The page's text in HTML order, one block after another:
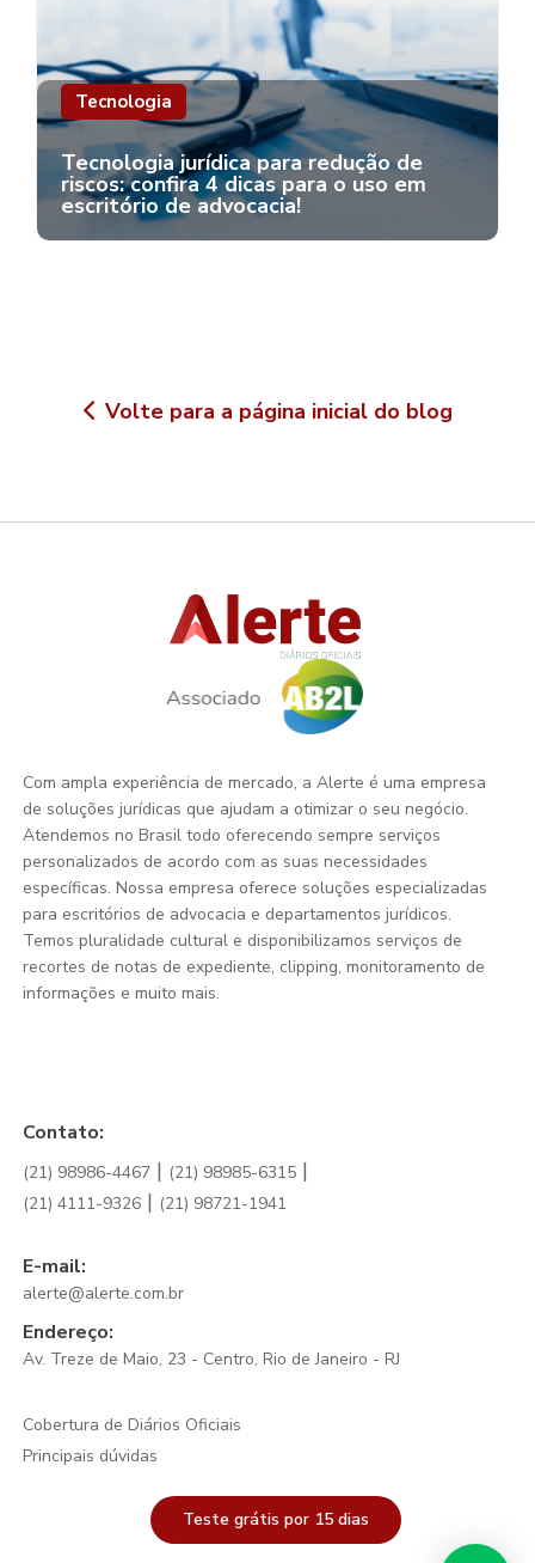
Tecnologia
Tecnologia jurídica para redução de
riscos: confira 4 dicas para o uso em
escritório de advocacia!
Volte para a página inicial do blog
Com ampla experiência de mercado, a Alerte é uma empresa
de soluções jurídicas que ajudam a otimizar o seu negócio.
Atendemos no Brasil todo oferecendo sempre serviços
personalizados de acordo com as suas necessidades
específicas. Nossa empresa oferece soluções especializadas
para escritórios de advocacia e departamentos jurídicos.
Temos pluralidade cultural e disponibilizamos serviços de
recortes de notas de expediente, clipping, monitoramento de
informações e muito mais.
Contato:
(21) 98986-4467 | (21) 98985-6315 |
(21) 4111-9326 | (21) 98721-1941
E-mail:
alerte@alerte.com.br
Endereço:
Av. Treze de Maio, 23 - Centro, Rio de Janeiro - RJ
Cobertura de Diários Oficiais
Principais dúvidas
Teste grátis por 15 dias